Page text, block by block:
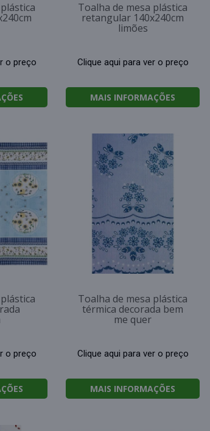
o preço
Toalha de mesa plástica
retangular 140x240cm
limões
Clique aqui para ver o preço
MAIS INFORMAÇÕES
o preço
Toalha de mesa plástica
térmica decorada bem
me quer
Clique aqui para ver o preço
MAIS INFORMAÇÕES